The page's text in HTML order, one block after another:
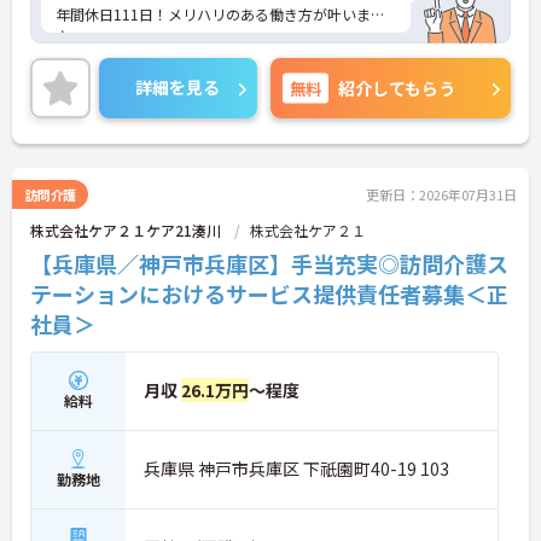
年間休日111日！メリハリのある働き方が叶います
♪
日勤のみ！18：00終業なので、お仕事終わりの時間
を大切に働けます◎
ご興味のある方には面接ポイントをお伝えしますの
で、お気軽にお問い合わせください！
詳細を見る 無料 紹介してもらう
訪問介護 更新日：2026年07月31日
株式会社ケア２１ケア21湊川 株式会社ケア２１
【兵庫県／神戸市兵庫区】手当充実◎訪問介護ス
テーションにおけるサービス提供責任者募集＜正
社員＞
給料 月収 26.1万円～程度
勤務地 兵庫県 神戸市兵庫区 下祇園町40-19 103